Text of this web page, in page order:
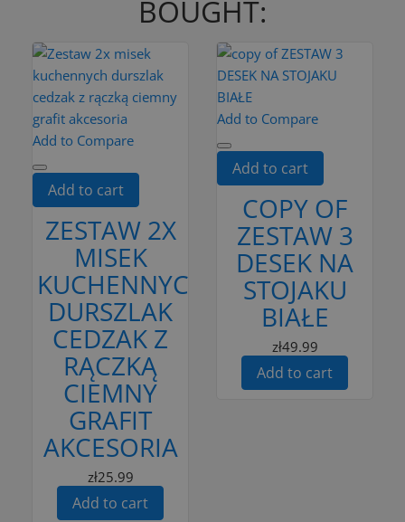
BOUGHT:
Add to Compare
Add to cart
ZESTAW 2X
MISEK
KUCHENNYCH
DURSZLAK
CEDZAK Z
RĄCZKĄ
CIEMNY
GRAFIT
AKCESORIA
zł25.99
Add to cart
Add to Compare
Add to cart
COPY OF
ZESTAW 3
DESEK NA
STOJAKU
BIAŁE
zł49.99
Add to cart